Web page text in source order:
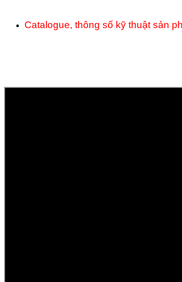
Catalogue, thông số kỹ thuật sản